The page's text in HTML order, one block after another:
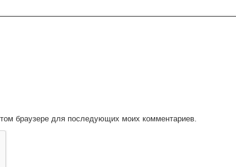
браузере для последующих моих комментариев.